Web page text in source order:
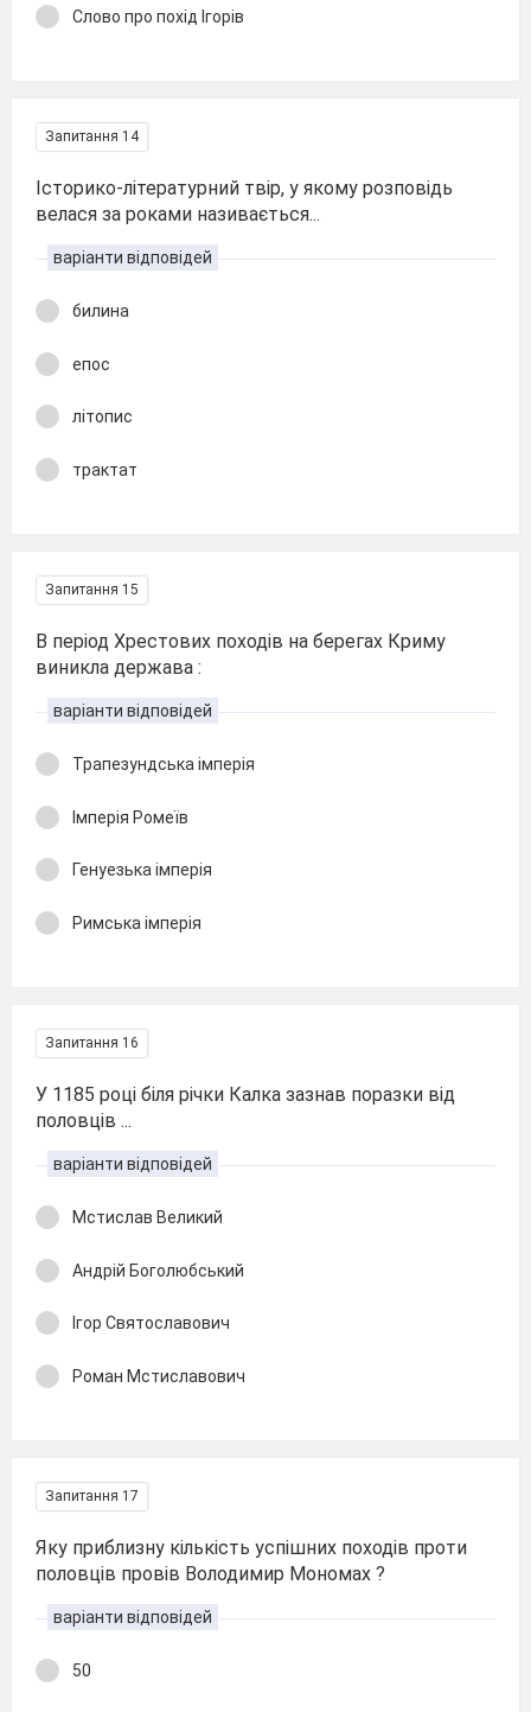
Слово про похід Ігорів
Запитання 14
Історико-літературний твір, у якому розповідь
велася за роками називається...
варіанти відповідей
билина
епос
літопис
трактат
Запитання 15
В період Хрестових походів на берегах Криму
виникла держава :
варіанти відповідей
Трапезундська імперія
Імперія Ромеїв
Генуезька імперія
Римська імперія
Запитання 16
У 1185 році біля річки Калка зазнав поразки від
половців ...
варіанти відповідей
Мстислав Великий
Андрій Боголюбський
Ігор Святославович
Роман Мстиславович
Запитання 17
Яку приблизну кількість успішних походів проти
половців провів Володимир Мономах ?
варіанти відповідей
50